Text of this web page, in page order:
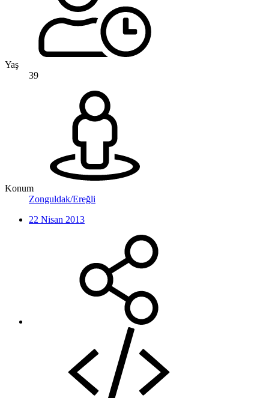
Yaş
39
Konum
Zonguldak/Ereğli
22 Nisan 2013